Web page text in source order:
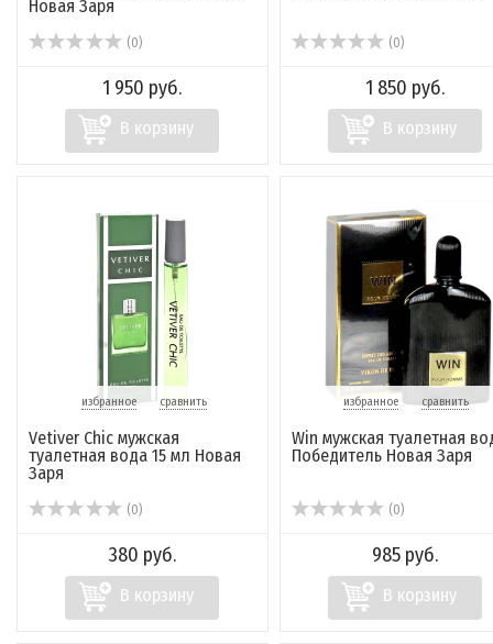
Новая Заря
(0)
1 950 руб.
В корзину
(0)
1 850 руб.
В корзину
избранное сравнить
Vetiver Chic мужская
туалетная вода 15 мл Новая
Заря
(0)
380 руб.
В корзину
избранное сравнить
Win мужская туалетная
Победитель Новая Заря
(0)
985 руб.
В корзину